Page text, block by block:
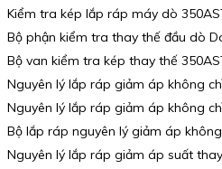
Kiểm tra kép lắp ráp máy dò
Bộ phận kiểm tra thay thế đầu dò
Bộ van kiểm tra kép thay thế
Nguyên lý lắp ráp giảm áp không
Nguyên lý lắp ráp giảm áp không
Bộ lắp ráp nguyên lý giảm áp
Nguyên lý lắp ráp giảm áp suất